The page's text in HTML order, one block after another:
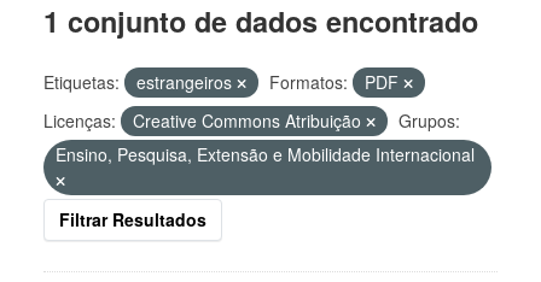
1 conjunto de dados encontrado
Etiquetas: estrangeiros Formatos:
PDF
Licenças:
Creative Commons Atribuição
Grupos:
Ensino, Pesquisa, Extensão e Mobilidade Internacional
Filtrar Resultados